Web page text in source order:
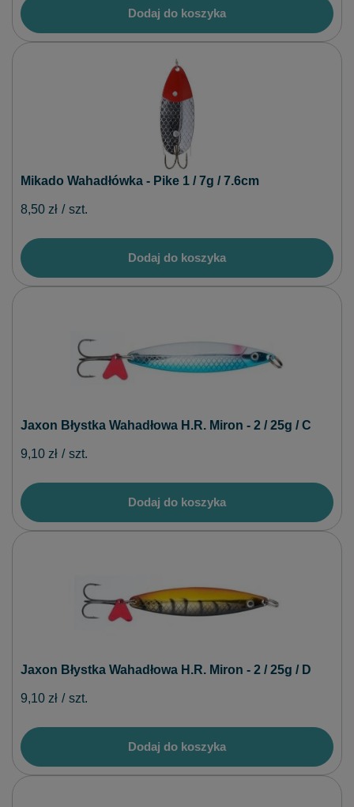
Dodaj do koszyka
Mikado Wahadłówka - Pike 1 / 7g / 7.6cm
8,50 zł / szt.
Dodaj do koszyka
Jaxon Błystka Wahadłowa H.R. Miron - 2 / 25g / C
9,10 zł / szt.
Dodaj do koszyka
Jaxon Błystka Wahadłowa H.R. Miron - 2 / 25g / D
9,10 zł / szt.
Dodaj do koszyka